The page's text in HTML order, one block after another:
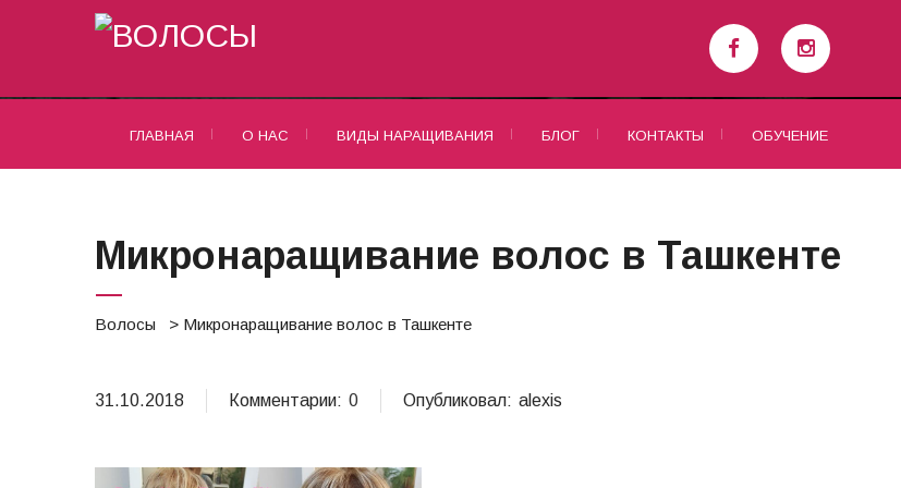
Наращивание волос Ташкент
ГЛАВНАЯ О НАС ВИДЫ НАРАЩИВАНИЯ БЛОГ КОНТАКТЫ ОБУЧЕНИЕ
Микронаращивание волос в Ташкенте
Волосы > Микронаращивание волос в Ташкенте
31.10.2018 Комментарии: 0 Опубликовал: alexis